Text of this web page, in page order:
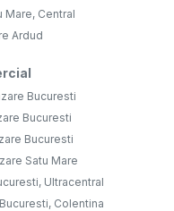
Mare, Central
Ardud
Bucuresti
Bucuresti
Bucuresti
Satu Mare
Ultracentral
Colentina